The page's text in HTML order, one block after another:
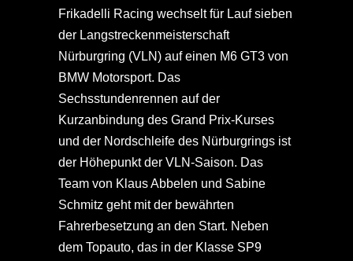
Frikadelli Racing wechselt für Lauf sieben
der Langstreckenmeisterschaft
Nürburgring (VLN) auf einen M6 GT3 von
BMW Motorsport. Das
Sechsstundenrennen auf der
Kurzanbindung des Grand Prix-Kurses
und der Nordschleife des Nürburgrings ist
der Höhepunkt der VLN-Saison. Das
Team von Klaus Abbelen und Sabine
Schmitz geht mit der bewährten
Fahrerbesetzung an den Start. Neben
dem Topauto, das in der Klasse SP9